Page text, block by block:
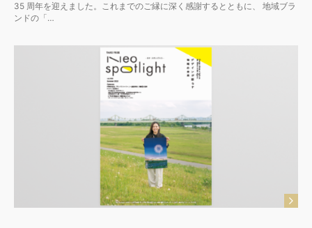
35 周年を迎えました。これまでのご縁に深く感謝するとともに、 地域ブラ
ンドの「…